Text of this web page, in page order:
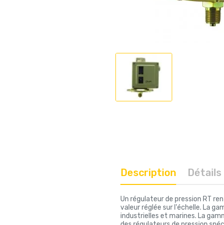
Description
Un régulateur de pression RT
valeur réglée sur l'échelle. La
industrielles et marines. La